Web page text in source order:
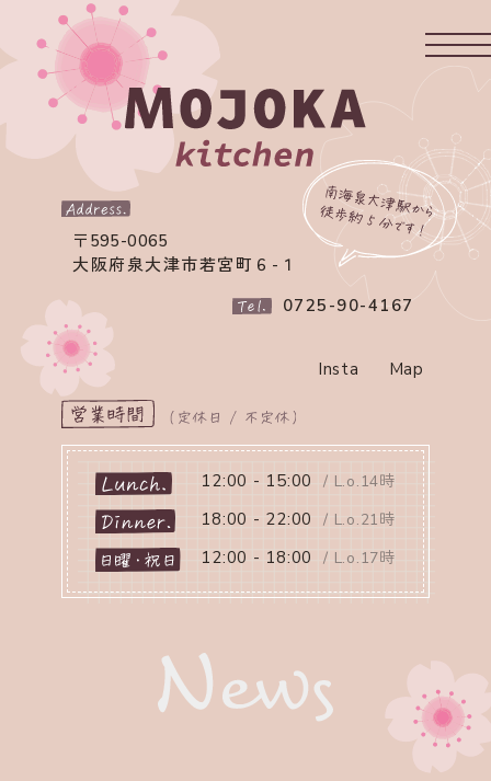
〒595-0065
大阪府泉大津市若宮町６-１
0725-90-4167
Insta Map
12:00 - 15:00 / L.o.14時
18:00 - 22:00 / L.o.21時
12:00 - 18:00 / L.o.17時